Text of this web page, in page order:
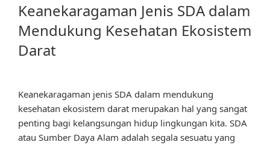
Keanekaragaman Jenis SDA dalam
Mendukung Kesehatan Ekosistem
Darat
Keanekaragaman jenis SDA dalam mendukung
kesehatan ekosistem darat merupakan hal yang sangat
penting bagi kelangsungan hidup lingkungan kita. SDA
atau Sumber Daya Alam adalah segala sesuatu yang